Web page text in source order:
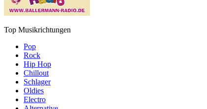
Top Musikrichtungen
Pop
Rock
Hip Hop
Chillout
Schlager
Oldies
Electro